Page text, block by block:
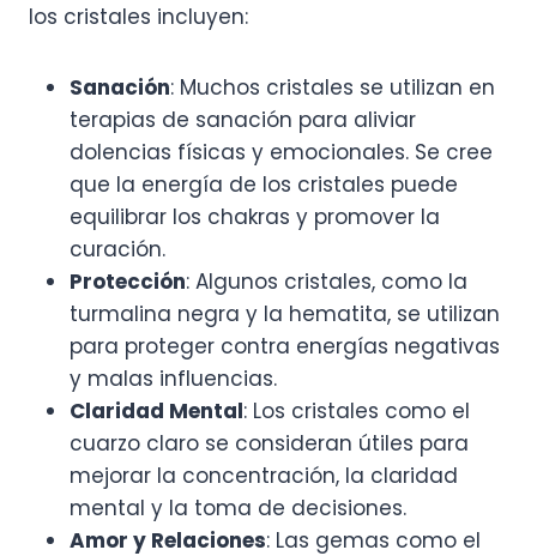
los cristales incluyen:
Sanación: Muchos cristales se utilizan en
terapias de sanación para aliviar
dolencias físicas y emocionales. Se cree
que la energía de los cristales puede
equilibrar los chakras y promover la
curación.
Protección: Algunos cristales, como la
turmalina negra y la hematita, se utilizan
para proteger contra energías negativas
y malas influencias.
Claridad Mental: Los cristales como el
cuarzo claro se consideran útiles para
mejorar la concentración, la claridad
mental y la toma de decisiones.
Amor y Relaciones: Las gemas como el